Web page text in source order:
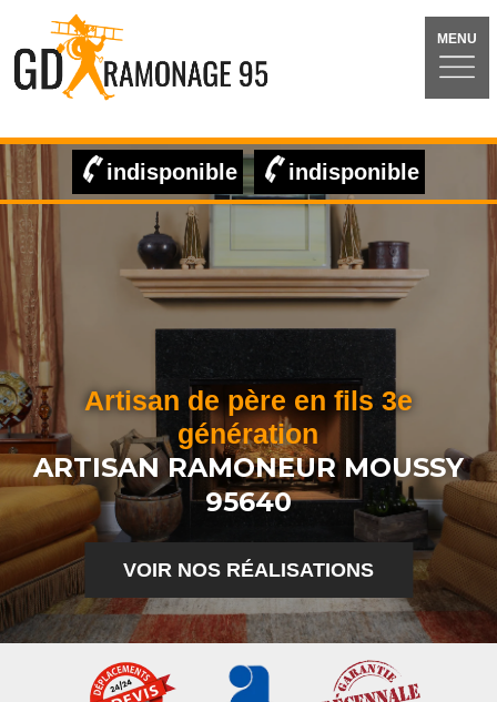
MENU
indisponible indisponible
Artisan de père en fils 3e
génération
ARTISAN RAMONEUR MOUSSY
95640
VOIR NOS RÉALISATIONS